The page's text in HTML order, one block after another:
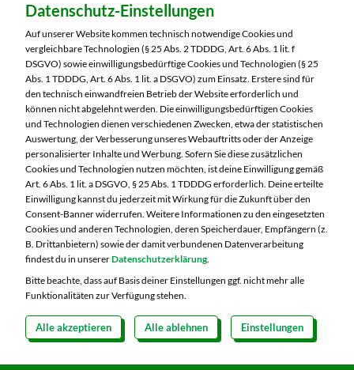
MARKTKAUF Nürnberg-Mögeldorf
Laufamholzstraße 40/42
90482 Nürnberg
Telefon:0911 54340
Markt ändern
Öffnungszeiten diese Woche:
Mo:
08:00 – 20:00 Uhr
Di:
08:00 – 20:00 Uhr
Mi:
08:00 – 20:00 Uhr
Do:
08:00 – 20:00 Uhr
Fr:
08:00 – 20:00 Uhr
Copyright 2026 © MARKTKAUF Datenschutz
Impressum
Hinweisgebersystem Menschenrechte
Datenschutz-Einstellungen
Auf unserer Website kommen technisch notwendige Cookies und
vergleichbare Technologien (§ 25 Abs. 2 TDDDG, Art. 6 Abs. 1 lit. f
DSGVO) sowie einwilligungsbedürftige Cookies und Technologien (§ 25
Abs. 1 TDDDG, Art. 6 Abs. 1 lit. a DSGVO) zum Einsatz. Erstere sind für
den technisch einwandfreien Betrieb der Website erforderlich und
können nicht abgelehnt werden. Die einwilligungsbedürftigen Cookies
und Technologien dienen verschiedenen Zwecken, etwa der statistischen
Auswertung, der Verbesserung unseres Webauftritts oder der Anzeige
personalisierter Inhalte und Werbung. Sofern Sie diese zusätzlichen
Cookies und Technologien nutzen möchten, ist deine Einwilligung gemäß
Art. 6 Abs. 1 lit. a DSGVO, § 25 Abs. 1 TDDDG erforderlich. Deine erteilte
Einwilligung kannst du jederzeit mit Wirkung für die Zukunft über den
Consent-Banner widerrufen. Weitere Informationen zu den eingesetzten
Cookies und anderen Technologien, deren Speicherdauer, Empfängern (z.
B. Drittanbietern) sowie der damit verbundenen Datenverarbeitung
findest du in unsererDatenschutzerklärung.
Bitte beachte, dass auf Basis deiner Einstellungen ggf. nicht mehr alle
Funktionalitäten zur Verfügung stehen.
Alle akzeptieren Alle ablehnen Einstellungen